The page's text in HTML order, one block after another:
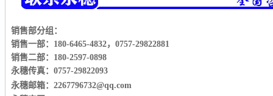
销售部分组：
销售一部：180-6465-4832，0757-29822881
销售二部：180-2597-0898
永穗传真：0757-29822093
永穗邮箱：2267796732@qq.com